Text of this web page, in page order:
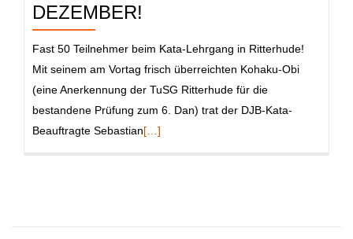
DEZEMBER!
Fast 50 Teilnehmer beim Kata-Lehrgang in Ritterhude!
Mit seinem am Vortag frisch überreichten Kohaku-Obi
(eine Anerkennung der TuSG Ritterhude für die
bestandene Prüfung zum 6. Dan) trat der DJB-Kata-
Beauftragte SebastianRead
am
[…]